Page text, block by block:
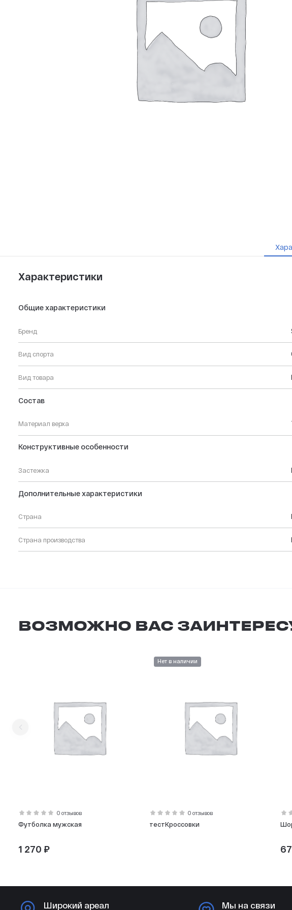
Характеристики
Общие характеристики
Бренд
Вид спорта
Вид товара
Состав
Материал верха
Конструктивные особенности
Застежка
Дополнительные характеристики
Страна
Страна производства
ВОЗМОЖНО ВАС
0 отзывов
Футболка мужская
1 270 ₽
Нет в наличии
0 отзывов
тестКроссовки
Широкий ареал Мы на связи